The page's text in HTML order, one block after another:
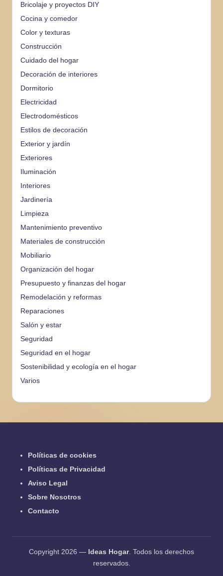
Bricolaje y proyectos DIY
Cocina y comedor
Color y texturas
Construcción
Cuidado del hogar
Decoración de interiores
Dormitorio
Electricidad
Electrodomésticos
Estilos de decoración
Exterior y jardín
Exteriores
Iluminación
Interiores
Jardinería
Limpieza
Mantenimiento preventivo
Materiales de construcción
Mobiliario
Organización del hogar
Presupuesto y finanzas del hogar
Remodelación y reformas
Reparaciones
Salón y estar
Seguridad
Seguridad en el hogar
Sostenibilidad y ecología en el hogar
Varios
Políticas de cookies
Políticas de Privacidad
Aviso Legal
Sobre Nosotros
Contacto
Copyright 2026 — Ideas Hogar. Todos los derechos
reservados.